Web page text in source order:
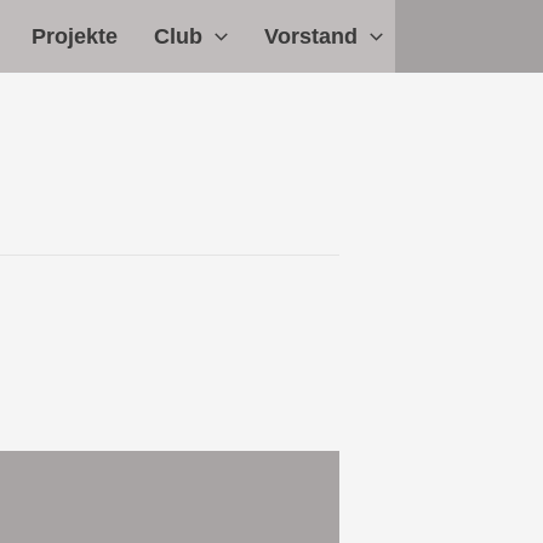
Projekte Club Vorstand